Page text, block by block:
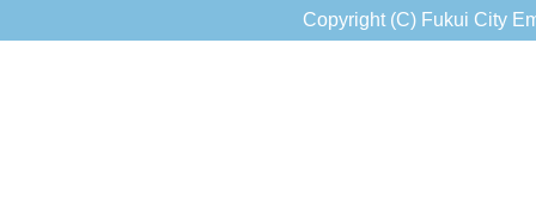
Copyright (C) Fukui City